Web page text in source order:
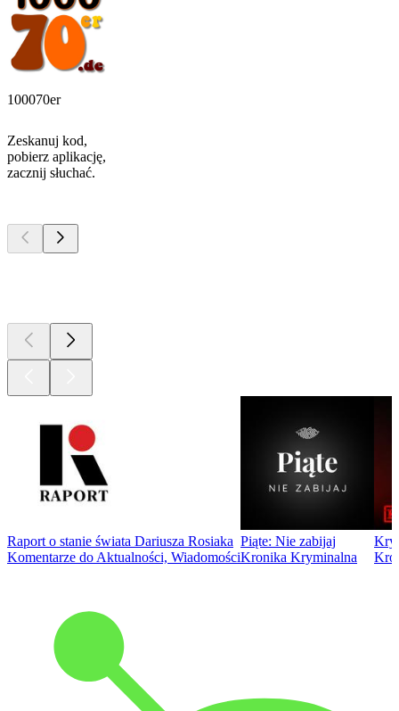
100070er
Zeskanuj kod,
pobierz aplikację,
zacznij słuchać.
Raport o stanie świata Dariusza Rosiaka
Komentarze do Aktualności, Wiadomości
Piąte: Nie zabijaj
Kronika Kryminalna